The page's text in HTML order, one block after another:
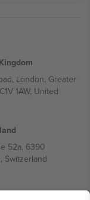
London, Greater
1AW, United
52a, 6390
Switzerland